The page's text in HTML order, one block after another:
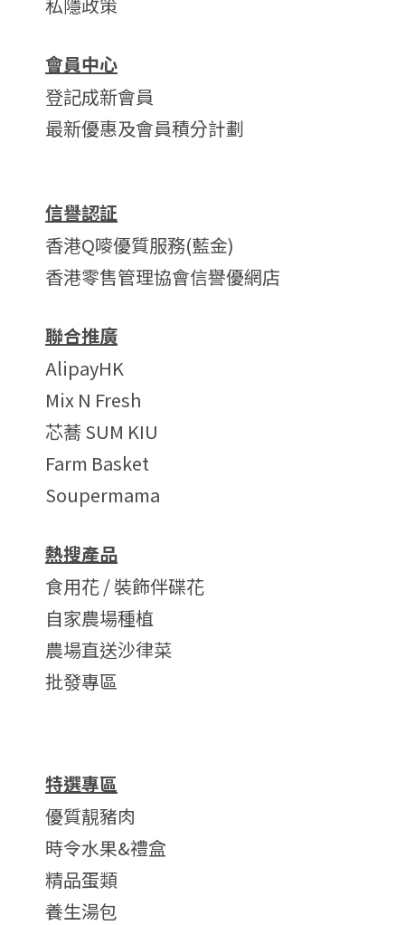
會員中心
登記成新會員
最新優惠及會員積分計劃
信譽認証
香港Q嘜優質服務(藍金)
香港零售管理協會信譽優網店
聯合推廣
AlipayHK
Mix N Fresh
芯蕎 SUM KIU
Farm Basket
Soupermama
熱搜產品
食用花 / 裝飾伴碟花
自家農場種植
農場直送沙律菜
批發專區
特選專區
優質靚豬肉
時令水果&禮盒
精品蛋類
養生湯包